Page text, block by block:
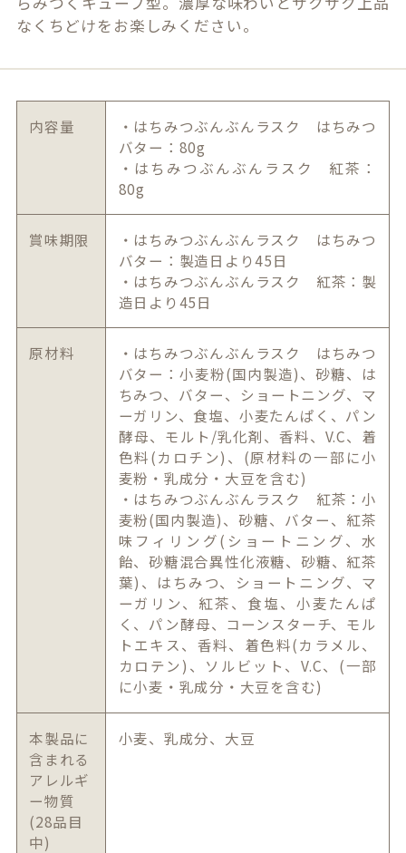
なくちどけをお楽しみください。
内容量
・はちみつぶんぶんラスク はちみつ
バター：80g
・はちみつぶんぶんラスク 紅茶：
80g
賞味期限
・はちみつぶんぶんラスク はちみつ
バター：製造日より45日
・はちみつぶんぶんラスク 紅茶：製
造日より45日
原材料
・はちみつぶんぶんラスク はちみつ
バター：小麦粉(国内製造)、砂糖、は
ちみつ、バター、ショートニング、マ
ーガリン、食塩、小麦たんぱく、パン
酵母、モルト/乳化剤、香料、V.C、着
色料(カロチン)、(原材料の一部に小
麦粉・乳成分・大豆を含む)
・はちみつぶんぶんラスク 紅茶：小
麦粉(国内製造)、砂糖、バター、紅茶
味フィリング(ショートニング、水
飴、砂糖混合異性化液糖、砂糖、紅茶
葉)、はちみつ、ショートニング、マ
ーガリン、紅茶、食塩、小麦たんぱ
く、パン酵母、コーンスターチ、モル
トエキス、香料、着色料(カラメル、
カロテン)、ソルビット、V.C、(一部
に小麦・乳成分・大豆を含む)
本製品に
含まれる
アレルギ
ー物質
(28品目
中)
小麦、乳成分、大豆